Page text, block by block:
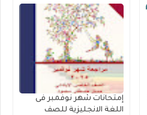
إمتحانات شهر نوفمبر فى
اللغة الانجليزية للصف